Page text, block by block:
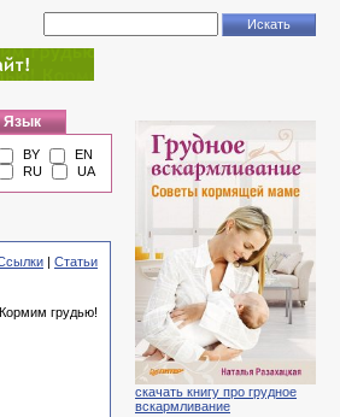
Язык
BY
EN
RU
UA
| Статьи
грудью!
скачать книгу про грудное
вскармливание